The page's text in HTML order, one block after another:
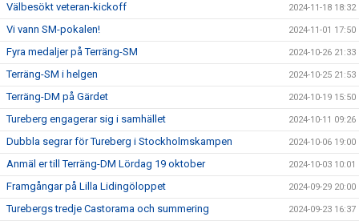
Välbesökt veteran-kickoff 2024-11-18 18:32
Vi vann SM-pokalen! 2024-11-01 17:50
Fyra medaljer på Terräng-SM 2024-10-26 21:33
Terräng-SM i helgen 2024-10-25 21:53
Terräng-DM på Gärdet 2024-10-19 15:50
Tureberg engagerar sig i samhället 2024-10-11 09:26
Dubbla segrar för Tureberg i Stockholmskampen 2024-10-06 19:00
Anmäl er till Terräng-DM Lördag 19 oktober 2024-10-03 10:01
Framgångar på Lilla Lidingöloppet 2024-09-29 20:00
Turebergs tredje Castorama och summering 2024-09-23 16:37